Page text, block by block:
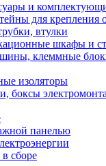
и
для крепления
втулки
шкафы и
клеммные
изоляторы
боксы
панелью
сборе